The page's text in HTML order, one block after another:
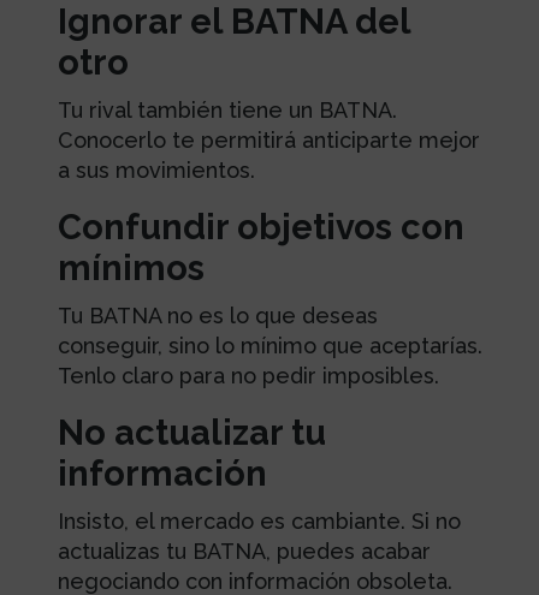
Ignorar el BATNA del
otro
Tu rival también tiene un BATNA.
Conocerlo te permitirá anticiparte mejor
a sus movimientos.
Confundir objetivos con
mínimos
Tu BATNA no es lo que deseas
conseguir, sino lo mínimo que aceptarías.
Tenlo claro para no pedir imposibles.
No actualizar tu
información
Insisto, el mercado es cambiante. Si no
actualizas tu BATNA, puedes acabar
negociando con información obsoleta.